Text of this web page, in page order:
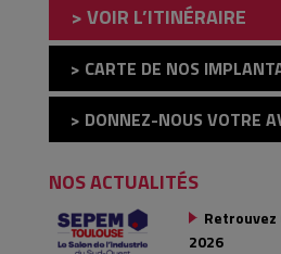
> VOIR L’ITINÉRAIRE
> CARTE DE NOS
> DONNEZ-NOUS VOTRE
NOS ACTUALITÉS
Retrouvez
2026